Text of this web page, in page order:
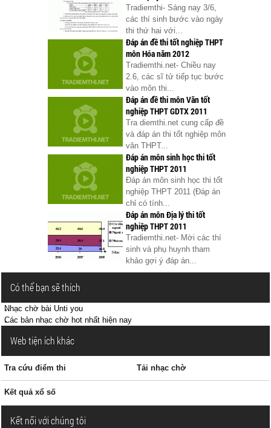
Tradiemthi- Sáng nay 3/6,
các thí sinh bước vào ngày
thi thứ hai với...
Đáp án đề thi tốt nghiệp THPT
môn Hóa năm 2012
Tradiemthi.net- Chiều nay
2.6, các sĩ tử tiếp tục bước
vào môn thi...
Đáp án đề thi môn Văn tốt
nghiệp THPT GDTX 2011
Tra diemthi.net cung cấp đề
và đáp án thi tốt nghiệp môn
văn THPT...
Đáp án môn sinh học thi tốt
nghiệp THPT 2011
Đáp án môn sinh học thi tốt
nghiệp THPT 2011 (Đáp án
chỉ có tính...
Đáp án môn Địa lý thi tốt
nghiệp THPT 2011
Tradiemthi.net- Mời các thí
sinh và phụ huynh tham
khảo gợi ý đáp án...
Có thể bạn sẽ thích
Nhạc chờ bài Unti you
Các bản nhạc chờ hot nhất hiện nay
Web tiện ích khác
Tra cứu điểm thi Tải nhạc chờ
Kết quả xổ số
Kết nối với chúng tôi